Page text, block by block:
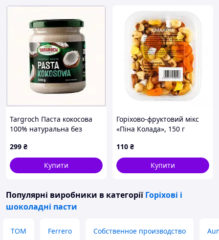
Targroch Паста кокосова
100% натуральна без
299 ₴
Купити
Горіхово-фруктовий мікс
«Піна Колада», 150 г
110 ₴
Купити
Популярні виробники в категорії Горіхові і
шоколадні пасти
ТОМ Ferrero Собственное производство